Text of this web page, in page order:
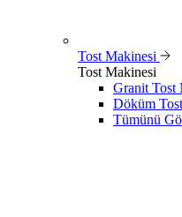
Tost Makinesi
Tost Makinesi
Granit Tost
Döküm
Tümünü